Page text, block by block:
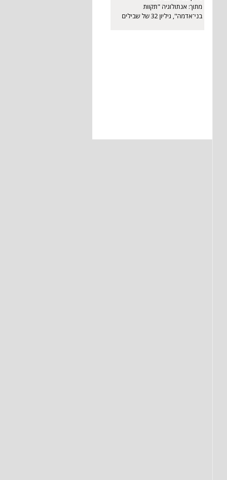
מתוך: אנתולוגיה "תקוות
בני־אדמה", גיליון 32 של שבילים
מתוך: אנתולוגיה "תקוות
בני־אדמה", גיליון 32 של שבילים